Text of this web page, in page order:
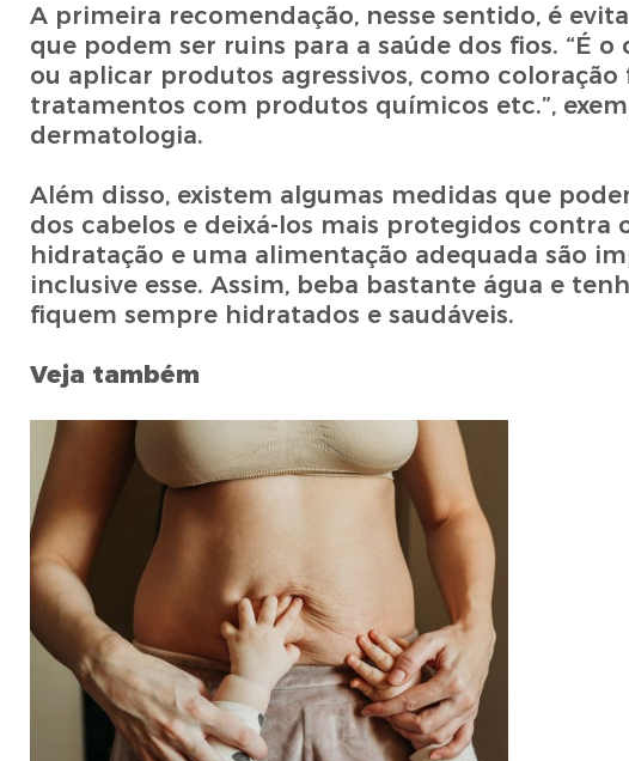
A primeira recomendação, nesse sentido, é
que podem ser ruins para a saúde dos fios. “É
ou aplicar produtos agressivos, como
tratamentos com produtos químicos etc.”,
dermatologia.
Além disso, existem algumas medidas que
dos cabelos e deixá-los mais protegidos contra
hidratação e uma alimentação adequada são
inclusive esse. Assim, beba bastante água e
fiquem sempre hidratados e saudáveis.
Veja também